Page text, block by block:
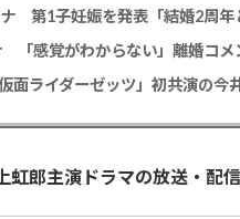
ナ 第1子妊娠を発表「結婚2周
郎主演ドラマの放送・配